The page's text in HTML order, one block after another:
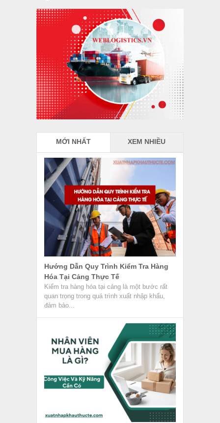
MỚI NHẤT XEM NHIỀU
Hướng Dẫn Quy Trình Kiểm Tra Hàng
Hóa Tại Cảng Thực Tế
Kiểm tra hàng hóa tại cảng là một bước rất
quan trọng trong quá trình xuất nhập khẩu,
đảm bảo...